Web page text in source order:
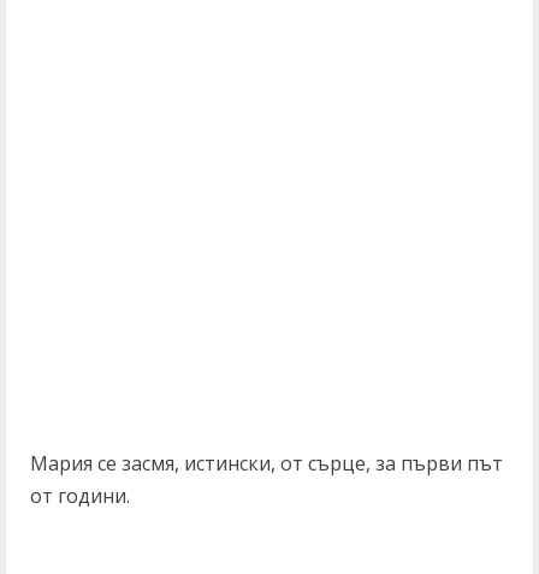
Мария се засмя, истински, от сърце, за първи път
от години.